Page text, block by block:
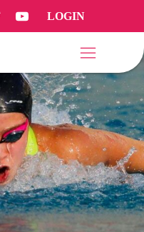
LOGIN